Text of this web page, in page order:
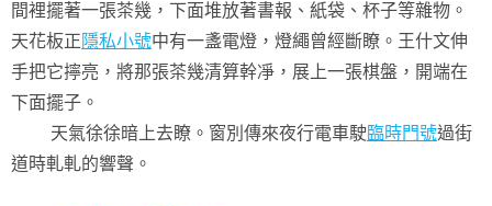
間裡擺著一張茶幾，下面堆放著書報、紙袋、杯子等雜物。
天花板正 隱私小號中有一盞電燈，燈繩曾經斷瞭。王什文伸
手把它擰亮，將那張茶幾清算幹凈，展上一張棋盤，開端在
下面擺子。
天氣徐徐暗上去瞭。窗別傳來夜行電車駛臨時門號過街
道時軋軋的響聲。